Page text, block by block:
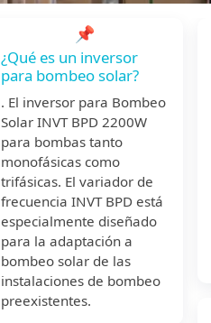
📌
¿Qué es un inversor
para bombeo solar?
. El inversor para Bombeo
Solar INVT BPD 2200W
para bombas tanto
monofásicas como
trifásicas. El variador de
frecuencia INVT BPD está
especialmente diseñado
para la adaptación a
bombeo solar de las
instalaciones de bombeo
preexistentes.